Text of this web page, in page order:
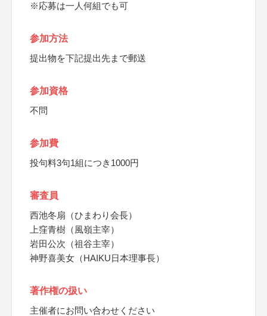
※応募は一人何組でも可
参加方法
提出物を下記提出先まで郵送
参加資格
不問
参加費
投句料3句1組につき1000円
審査員
西池冬扇（ひまわり会長）
上窪青樹（風嶺主宰）
岩田公次（祖谷主宰）
神野喜美女（HAIKU日本理事長）
著作権の扱い
主催者にお問い合わせください